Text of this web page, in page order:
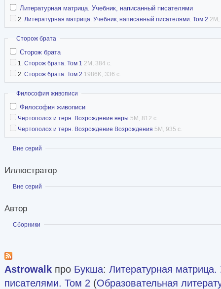
Литературная матрица. Учебник, написанный писателями
2. Литературная матрица. Учебник, написанный писателями. Том 2 2M,
Скрыть
Сторож брата
Сторож брата
1. Сторож брата. Том 1 2M, 384 с.
2. Сторож брата. Том 2 1986K, 336 с.
Скрыть
Философия живописи
Философия живописи
Чертополох и терн. Возрождение веры 5M, 812 с.
Чертополох и терн. Возрождение Возрождения 5M, 935 с.
Показать
Вне серий
Иллюстратор
Показать
Вне серий
Автор
Показать
Сборники
Astrowalk про Букша: Литературная
писателями. Том 2 (Образовательная